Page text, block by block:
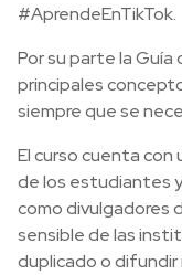
#AprendeEnTikTok.
Por su parte la
principales
siempre que se
El curso cuenta
de los estudiantes
como divulgadores
sensible de las
duplicado o